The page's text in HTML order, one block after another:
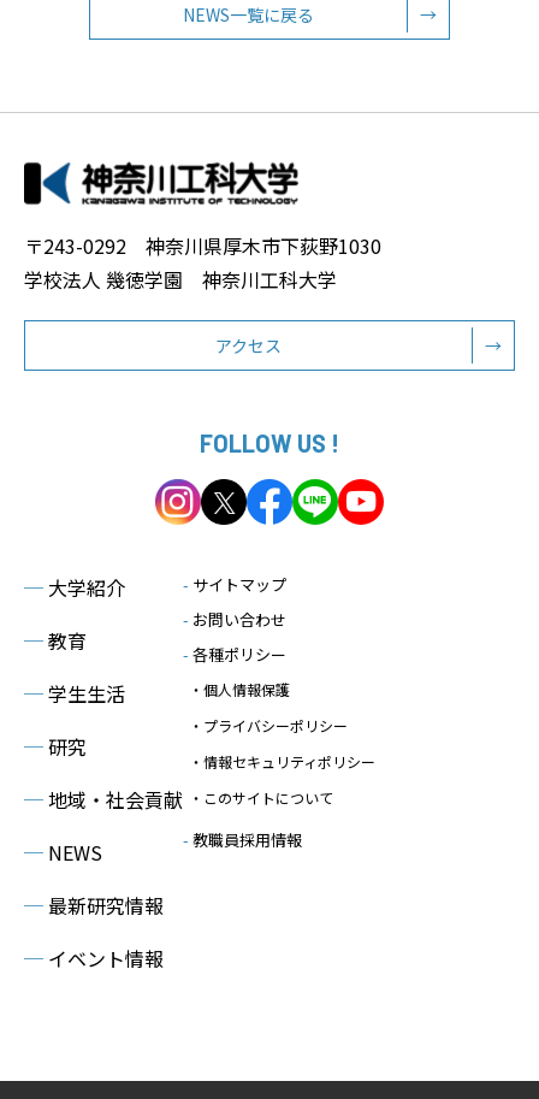
NEWS一覧に戻る →
〒243-0292 神奈川県厚木市下荻野1030
学校法人 幾徳学園 神奈川工科大学
アクセス →
FOLLOW US !
─ 大学紹介
─教育
─学生生活
─研究
─地域・社会貢献
─ NEWS
─最新研究情報
─ イベント情報
- サイトマップ
- お問い合わせ
- 各種ポリシー
・個人情報保護
・プライバシーポリシー
・情報セキュリティポリシー
・このサイトについて
- 教職員採用情報